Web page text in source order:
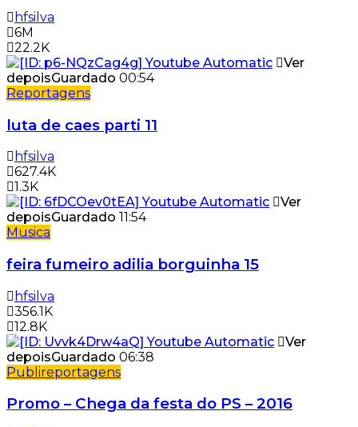
hfsilva
6M
22.2K
Ver
depoisGuardado 00:54
Reportagens
luta de caes parti 11
hfsilva
627.4K
1.3K
Ver
depoisGuardado 11:54
Musica
feira fumeiro adilia borguinha 15
hfsilva
356.1K
12.8K
Ver
depoisGuardado 06:38
Publireportagens
Promo – Chega da festa do PS – 2016